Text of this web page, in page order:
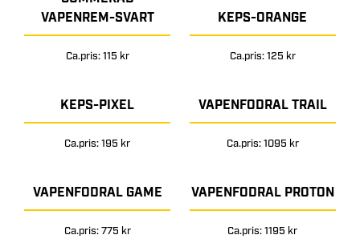
VAPENREM-SVART
Ca.pris: 115 kr
KEPS-ORANGE
Ca.pris: 125 kr
KEPS-PIXEL
Ca.pris: 195 kr
VAPENFODRAL TRAIL
Ca.pris: 1095 kr
VAPENFODRAL GAME
Ca.pris: 775 kr
VAPENFODRAL PROTON
Ca.pris: 1195 kr